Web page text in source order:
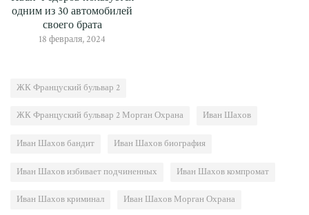
одним из 30 автомобилей
своего брата
18 февраля, 2024
ЖК Француский бульвар 2
ЖК Француский бульвар 2 Морган Охрана Иван Шахов
Иван Шахов бандит Иван Шахов биография
Иван Шахов избивает подчиненных Иван Шахов компромат
Иван Шахов криминал Иван Шахов Морган Охрана